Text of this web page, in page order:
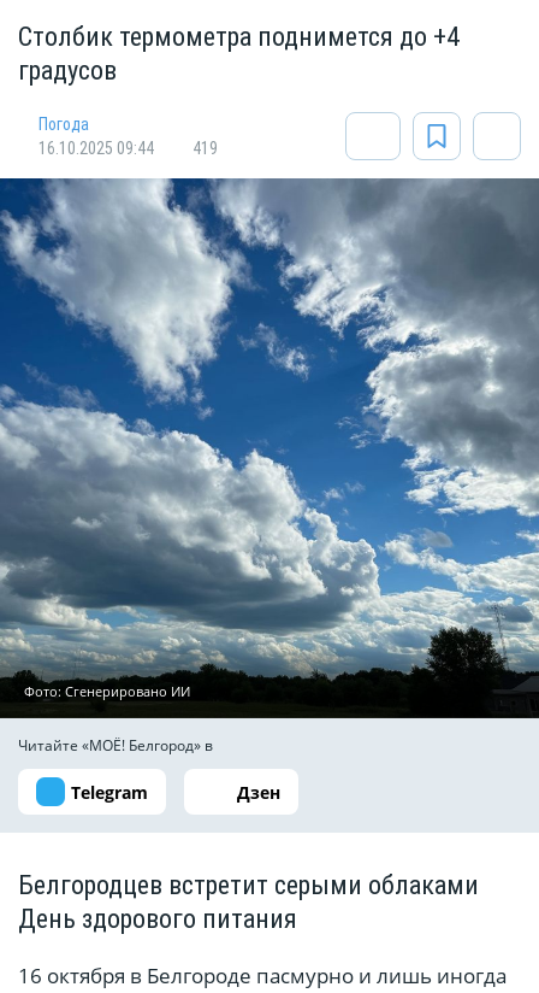
Столбик термометра поднимется до +4
градусов
Погода
16.10.2025 09:44
419
Фото: Сгенерировано ИИ
Читайте «МОЁ! Белгород» в
Telegram Дзен
Белгородцев встретит серыми облаками
День здорового питания
16 октября в Белгороде пасмурно и лишь иногда